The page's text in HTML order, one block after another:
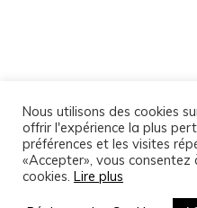
© 2020 Copyright – Aline
Nous utilisons des cookies
offrir l'expérience la plus
préférences et les visites
«Accepter», vous consentez
cookies. Lire plus